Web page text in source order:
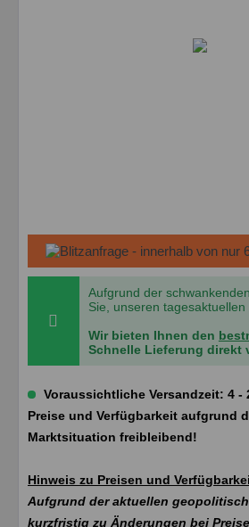
Aufgrund der
Sie, unseren tagesaktuellen
Wir bieten Ihnen den
Schnelle Lieferung direkt
Voraussichtliche Versandzeit: 4 -
Preise und Verfügbarkeit aufgrund
Marktsituation freibleibend!
Hinweis zu Preisen und
Aufgrund der aktuellen
kurzfristig zu Änderungen bei